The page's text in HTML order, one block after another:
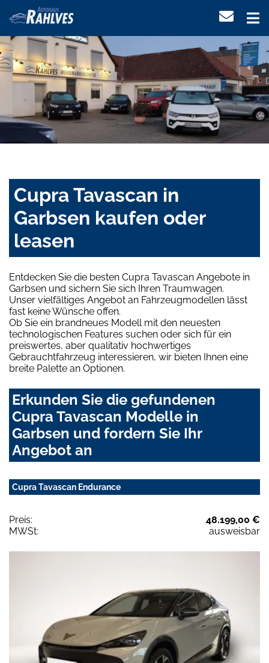
Cupra Tavascan in
Garbsen kaufen oder
leasen
Entdecken Sie die besten Cupra Tavascan Angebote in
Garbsen und sichern Sie sich Ihren Traumwagen.
Unser vielfältiges Angebot an Fahrzeugmodellen lässt
fast keine Wünsche offen.
Ob Sie ein brandneues Modell mit den neuesten
technologischen Features suchen oder sich für ein
preiswertes, aber qualitativ hochwertiges
Gebrauchtfahrzeug interessieren, wir bieten Ihnen eine
breite Palette an Optionen.
Erkunden Sie die gefundenen
Cupra Tavascan Modelle in
Garbsen und fordern Sie Ihr
Angebot an
Cupra Tavascan Endurance
Preis:
48.199,00 €
MWSt:
ausweisbar